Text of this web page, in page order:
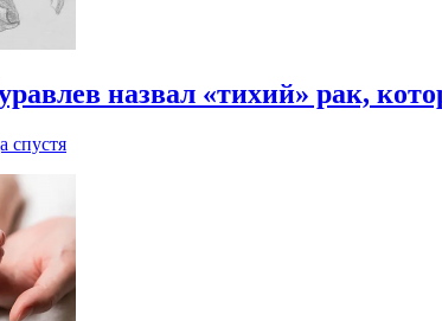
назвал «тихий» рак,
спустя